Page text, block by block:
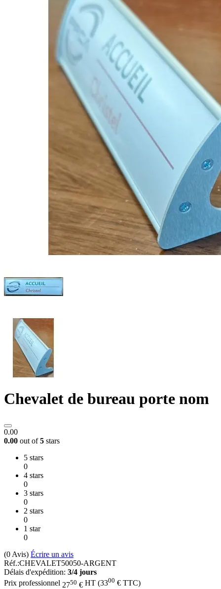
Chevalet de bureau porte nom
0.00
0.00 out of5 stars
5 stars
0
4 stars
0
3 stars
0
2 stars
0
1 star
0
(0 Avis) Écrire un avis
Réf.:CHEVALET50050-ARGENT
Délais d'expédition: 3/4 jours
Prix professionnel 2750 € HT (3300 € TTC)